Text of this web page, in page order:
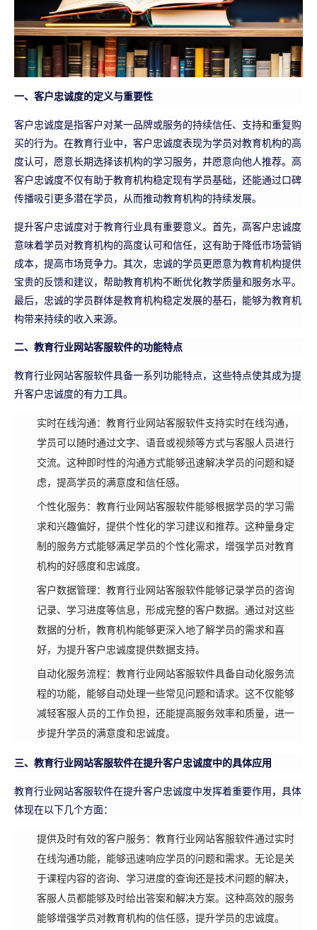
一、客户忠诚度的定义与重要性
客户忠诚度是指客户对某一品牌或服务的持续信任、支持和重复购
买的行为。在教育行业中，客户忠诚度表现为学员对教育机构的高
度认可，愿意长期选择该机构的学习服务，并愿意向他人推荐。高
客户忠诚度不仅有助于教育机构稳定现有学员基础，还能通过口碑
传播吸引更多潜在学员，从而推动教育机构的持续发展。
提升客户忠诚度对于教育行业具有重要意义。首先，高客户忠诚度
意味着学员对教育机构的高度认可和信任，这有助于降低市场营销
成本，提高市场竞争力。其次，忠诚的学员更愿意为教育机构提供
宝贵的反馈和建议，帮助教育机构不断优化教学质量和服务水平。
最后，忠诚的学员群体是教育机构稳定发展的基石，能够为教育机
构带来持续的收入来源。
二、教育行业网站客服软件的功能特点
教育行业网站客服软件具备一系列功能特点，这些特点使其成为提
升客户忠诚度的有力工具。
实时在线沟通：教育行业网站客服软件支持实时在线沟通，
学员可以随时通过文字、语音或视频等方式与客服人员进行
交流。这种即时性的沟通方式能够迅速解决学员的问题和疑
虑，提高学员的满意度和信任感。
个性化服务：教育行业网站客服软件能够根据学员的学习需
求和兴趣偏好，提供个性化的学习建议和推荐。这种量身定
制的服务方式能够满足学员的个性化需求，增强学员对教育
机构的好感度和忠诚度。
客户数据管理：教育行业网站客服软件能够记录学员的咨询
记录、学习进度等信息，形成完整的客户数据。通过对这些
数据的分析，教育机构能够更深入地了解学员的需求和喜
好，为提升客户忠诚度提供数据支持。
自动化服务流程：教育行业网站客服软件具备自动化服务流
程的功能，能够自动处理一些常见问题和请求。这不仅能够
减轻客服人员的工作负担，还能提高服务效率和质量，进一
步提升学员的满意度和忠诚度。
三、教育行业网站客服软件在提升客户忠诚度中的具体应用
教育行业网站客服软件在提升客户忠诚度中发挥着重要作用，具体
体现在以下几个方面：
提供及时有效的客户服务：教育行业网站客服软件通过实时
在线沟通功能，能够迅速响应学员的问题和需求。无论是关
于课程内容的咨询、学习进度的查询还是技术问题的解决，
客服人员都能够及时给出答案和解决方案。这种高效的服务
能够增强学员对教育机构的信任感，提升学员的忠诚度。